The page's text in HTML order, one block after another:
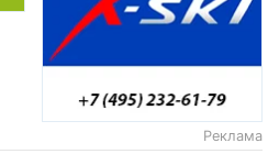
Реклама